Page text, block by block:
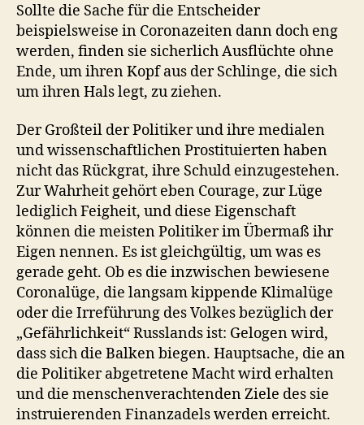
Sollte die Sache für die Entscheider
beispielsweise in Coronazeiten dann doch eng
werden, finden sie sicherlich Ausflüchte ohne
Ende, um ihren Kopf aus der Schlinge, die sich
um ihren Hals legt, zu ziehen.
Der Großteil der Politiker und ihre medialen
und wissenschaftlichen Prostituierten haben
nicht das Rückgrat, ihre Schuld einzugestehen.
Zur Wahrheit gehört eben Courage, zur Lüge
lediglich Feigheit, und diese Eigenschaft
können die meisten Politiker im Übermaß ihr
Eigen nennen. Es ist gleichgültig, um was es
gerade geht. Ob es die inzwischen bewiesene
Coronalüge, die langsam kippende Klimalüge
oder die Irreführung des Volkes bezüglich der
„Gefährlichkeit“ Russlands ist: Gelogen wird,
dass sich die Balken biegen. Hauptsache, die an
die Politiker abgetretene Macht wird erhalten
und die menschenverachtenden Ziele des sie
instruierenden Finanzadels werden erreicht.